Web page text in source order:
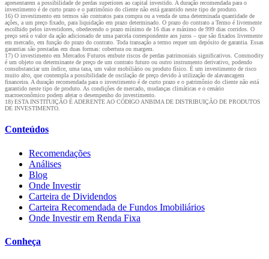
apresentarem a possibilidade de perdas superiores ao capital investido. A duração recomendada para o
investimento é de curto prazo e o patrimônio do cliente não está garantido neste tipo de produto.
16) O investimento em termos são contratos para compra ou a venda de uma determinada quantidade de
ações, a um preço fixado, para liquidação em prazo determinado. O prazo do contrato a Termo é livremente
escolhido pelos investidores, obedecendo o prazo mínimo de 16 dias e máximo de 999 dias corridos. O
preço será o valor da ação adicionado de uma parcela correspondente aos juros – que são fixados livremente
em mercado, em função do prazo do contrato. Toda transação a termo requer um depósito de garantia. Essas
garantias são prestadas em duas formas: cobertura ou margem.
17) O investimento em Mercados Futuros embute riscos de perdas patrimoniais significativos. Commodity
é um objeto ou determinante de preço de um contrato futuro ou outro instrumento derivativo, podendo
consubstanciar um índice, uma taxa, um valor mobiliário ou produto físico. É um investimento de risco
muito alto, que contempla a possibilidade de oscilação de preço devido à utilização de alavancagem
financeira. A duração recomendada para o investimento é de curto prazo e o patrimônio do cliente não está
garantido neste tipo de produto. As condições de mercado, mudanças climáticas e o cenário
macroeconômico podem afetar o desempenho do investimento.
18) ESTA INSTITUIÇÃO É ADERENTE AO CÓDIGO ANBIMA DE DISTRIBUIÇÃO DE PRODUTOS
DE INVESTIMENTO.
Conteúdos
Recomendações
Análises
Blog
Onde Investir
Carteira de Dividendos
Carteira Recomendada de Fundos Imobiliários
Onde Investir em Renda Fixa
Conheça